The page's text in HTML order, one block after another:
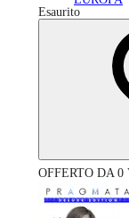
Esaurito
OFFERTO DA